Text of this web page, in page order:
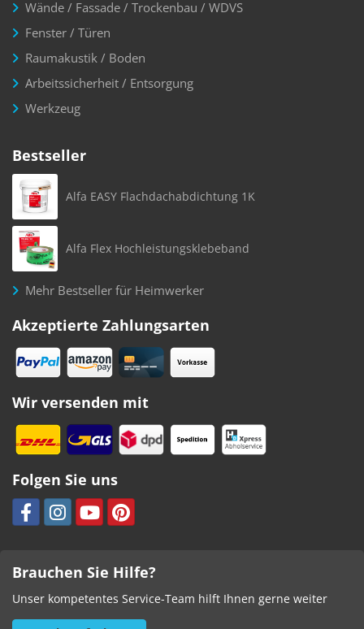
Wände / Fassade / Trockenbau / WDVS
Fenster / Türen
Raumakustik / Boden
Arbeitssicherheit / Entsorgung
Werkzeug
Bestseller
Alfa EASY Flachdachabdichtung 1K
Alfa Flex Hochleistungsklebeband
Mehr Bestseller für Heimwerker
Akzeptierte Zahlungsarten
Wir versenden mit
Folgen Sie uns
Brauchen Sie Hilfe?
Unser kompetentes Service-Team hilft Ihnen gerne weiter